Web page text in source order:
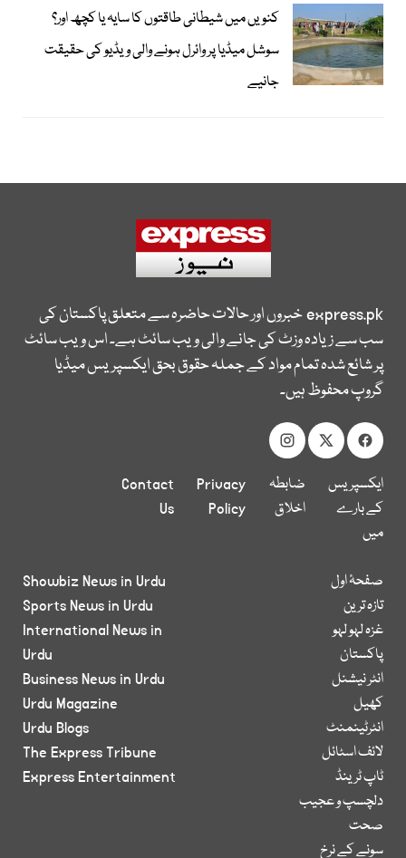
کنویں میں شیطانی طاقتوں کا سایہ یا کچھ اور؟
سوشل میڈیا پر وائرل ہونے والی ویڈیو کی حقیقت
جانیے
express.pkخبروں اور حالات حاضرہ سے متعلق پاکستان کی
سب سے زیادہ وزٹ کی جانے والی ویب سائٹ ہے۔ اس ویب سائٹ
پر شائع شدہ تمام مواد کے جملہ حقوق بحق ایکسپریس میڈیا
گروپ محفوظ ہیں۔
ایکسپریس
کے بارے
میں
ضابطہ
اخلاق
Privacy
Policy
Contact
Us
صفحۂ اول
تازہ ترین
غزہ لہو لہو
پاکستان
انٹر نیشنل
کھیل
انٹرٹینمنٹ
لائف اسٹائل
ٹاپ ٹرینڈ
دلچسپ و عجیب
صحت
سونے کے نرخ
Showbiz News in Urdu
Sports News in Urdu
International News in
Urdu
Business News in Urdu
Urdu Magazine
Urdu Blogs
The Express Tribune
Express Entertainment